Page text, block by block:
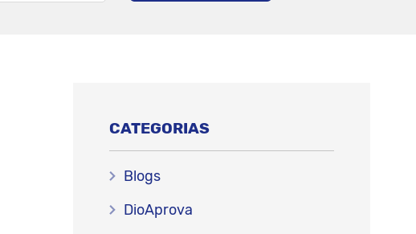
CATEGORIAS
Blogs
DioAprova